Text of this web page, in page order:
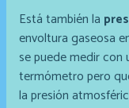
Está también la
envoltura gaseosa
se puede medir con
termómetro pero
la presión